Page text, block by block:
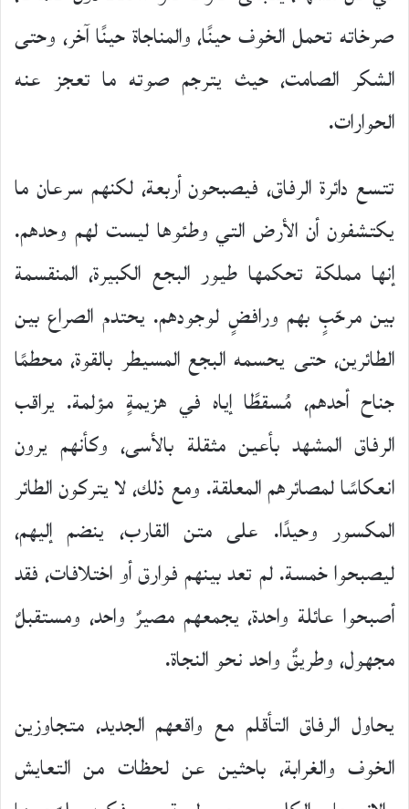
صرخاته تحمل الخوف حينًا، والمناجاة حينًا آخر، وحتى
الشكر الصامت، حيث يترجم صوته ما تعجز عنه
الحوارات.
تتسع دائرة الرفاق، فيصبحون أربعة، لكنهم سرعان ما
يكتشفون أن الأرض التي وطئوها ليست لهم وحدهم.
إنها مملكة تحكمها طيور البجع الكبيرة، المنقسمة
بين مرحّبٍ بهم ورافضٍ لوجودهم. يحتدم الصراع بين
الطائرين، حتى يحسمه البجع المسيطر بالقوة، محطمًا
جناح أحدهم، مُسقطًا إياه في هزيمةٍ مؤلمة. يراقب
الرفاق المشهد بأعين مثقلة بالأسى، وكأنهم يرون
انعكاسًا لمصائرهم المعلقة. ومع ذلك، لا يتركون الطائر
المكسور وحيدًا. على متن القارب، ينضم إليهم،
ليصبحوا خمسة. لم تعد بينهم فوارق أو اختلافات، فقد
أصبحوا عائلة واحدة، يجمعهم مصيرٌ واحد، ومستقبلٌ
مجهول، وطريقٌ واحد نحو النجاة.
يحاول الرفاق التأقلم مع واقعهم الجديد، متجاوزين
الخوف والغرابة، باحثين عن لحظات من التعايش